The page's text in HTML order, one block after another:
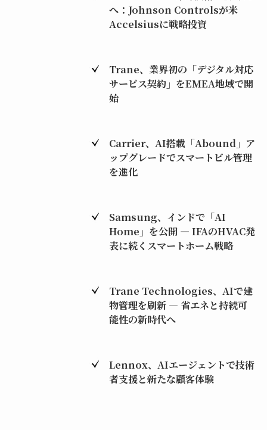
へ：Johnson Controlsが米
Accelsiusに戦略投資
Trane、業界初の「デジタル対応
サービス契約」をEMEA地域で開
始
Carrier、AI搭載「Abound」ア
ップグレードでスマートビル管理
を進化
Samsung、インドで「AI
Home」を公開 ― IFAのHVAC発
表に続くスマートホーム戦略
Trane Technologies、AIで建
物管理を刷新 ― 省エネと持続可
能性の新時代へ
Lennox、AIエージェントで技術
者支援と新たな顧客体験